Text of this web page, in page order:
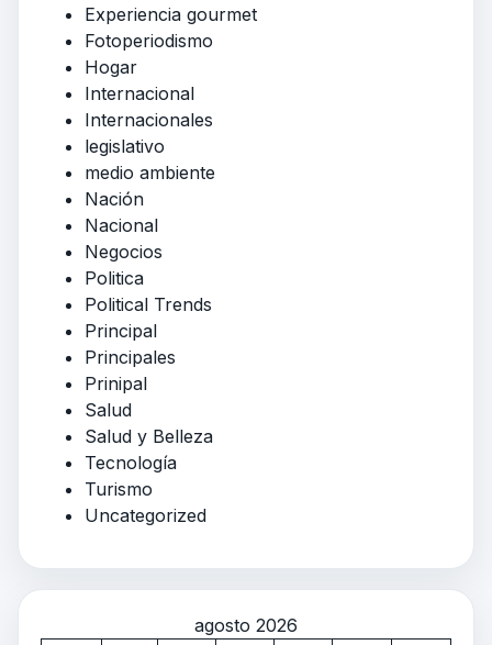
Experiencia gourmet
Fotoperiodismo
Hogar
Internacional
Internacionales
legislativo
medio ambiente
Nación
Nacional
Negocios
Politica
Political Trends
Principal
Principales
Prinipal
Salud
Salud y Belleza
Tecnología
Turismo
Uncategorized
agosto 2026